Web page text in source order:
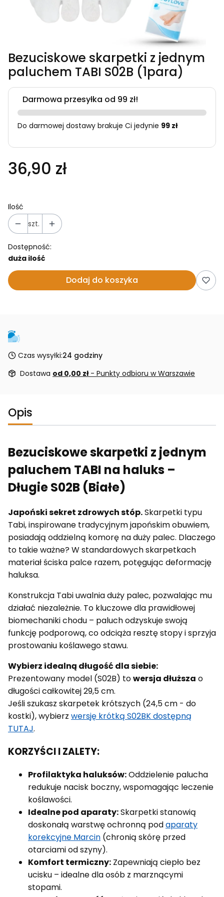
Bezuciskowe skarpetki z jednym
paluchem TABI S02B (1para)
Darmowa przesyłka od 99 zł!
Do darmowej dostawy brakuje Ci jedynie 99 zł
36,90 zł
Ilość
szt.
Dostępność:
duża ilość
Dodaj do koszyka
Czas wysyłki:24 godziny
Dostawa od 0,00 zł - Punkty odbioru w Warszawie
Opis
Bezuciskowe skarpetki z jednym
paluchem TABI na haluks –
Długie S02B (Białe)
Japoński sekret zdrowych stóp.Skarpetki typu
Tabi, inspirowane tradycyjnym japońskim obuwiem,
posiadają oddzielną komorę na duży palec. Dlaczego
to takie ważne? W standardowych skarpetkach
materiał ściska palce razem, potęgując deformację
haluksa.
Konstrukcja Tabi uwalnia duży palec, pozwalając mu
działać niezależnie. To kluczowe dla prawidłowej
biomechaniki chodu – paluch odzyskuje swoją
funkcję podporową, co odciąża resztę stopy i sprzyja
prostowaniu koślawego stawu.
Wybierz idealną długość dla siebie:
Prezentowany model (S02B) towersja dłuższa o
długości całkowitej 29,5 cm.
Jeśli szukasz skarpetek krótszych (24,5 cm - do
kostki), wybierz wersję krótką S02BK dostępną
TUTAJ.
KORZYŚCI I ZALETY:
Profilaktyka haluksów:Oddzielenie palucha
redukuje nacisk boczny, wspomagając leczenie
koślawości.
Idealne pod aparaty:Skarpetki stanowią
doskonałą warstwę ochronną podaparaty
korekcyjne Marcin (chronią skórę przed
otarciami od szyny).
Komfort termiczny: Zapewniają ciepło bez
ucisku – idealne dla osób z marznącymi
stopami.